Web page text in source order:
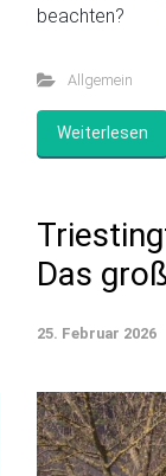
beachten?
Allgemein
Weiterlesen
Das
25. Februar 2026